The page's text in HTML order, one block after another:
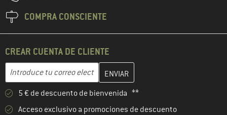
COMPRA CONSCIENTE
CREAR CUENTA DE CLIENTE
Dirección de correo electrónico
Introduce aquí tu dirección de correo electrónico y crea tu
5 € de descuento de bienvenida **
Acceso exclusivo a promociones de descuento